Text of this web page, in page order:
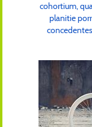
cohortium,
planitie